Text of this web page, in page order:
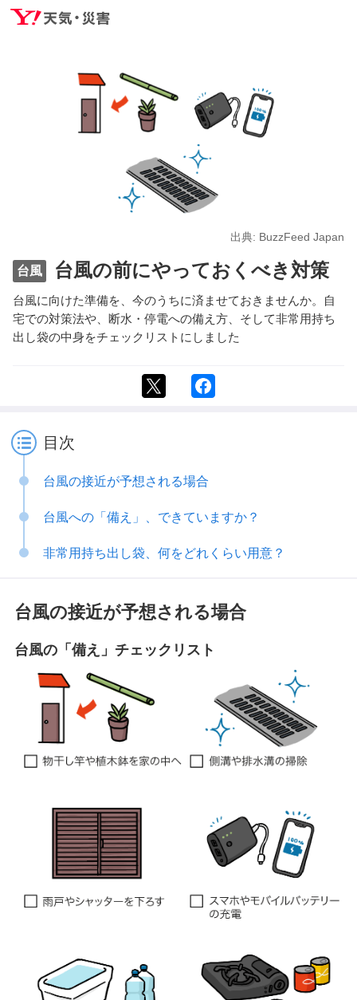
台風 台風の前にやっておくべき対策
台風に向けた準備を、今のうちに済ませておきませんか。自
宅での対策法や、断水・停電への備え方、そして非常用持ち
出し袋の中身をチェックリストにしました
出典: BuzzFeed Japan
目次
台風の接近が予想される場合
台風への「備え」、できていますか？
非常用持ち出し袋、何をどれくらい用意？
台風の接近が予想される場合
台風の「備え」チェックリスト